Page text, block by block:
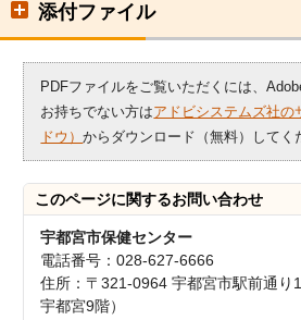
添付ファイル
PDFファイルをご覧いただくには、
お持ちでない方はアドビシステムズ社の
ドウ）からダウンロード（無料）してく
このページに関するお問い合わせ
宇都宮市保健センター
電話番号：028-627-6666
住所：〒321-0964 宇都宮市駅前通り
宇都宮9階）